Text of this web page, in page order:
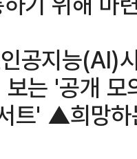
공지능(AI)
는 '공개
트' ▲희망